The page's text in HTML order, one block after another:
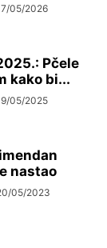
05/2026
Pčele
kako bi...
05/2025
nastao
05/2023